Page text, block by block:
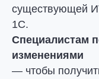
существующей
1С.
Специалистам
изменениями
— чтобы